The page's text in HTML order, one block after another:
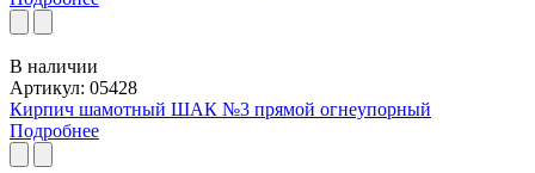
В наличии
Артикул: 05428
Кирпич шамотный ШАК №3 прямой огнеупорный
Подробнее